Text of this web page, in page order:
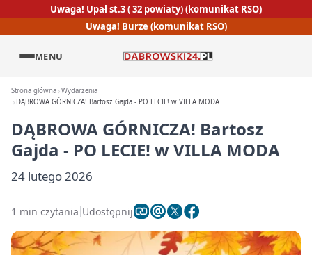
Uwaga! Upał st.3 ( 32 powiaty) (komunikat RSO)
Uwaga! Burze (komunikat RSO)
MENU
Strona główna Wydarzenia
DĄBROWA GÓRNICZA! Bartosz Gajda - PO LECIE! w VILLA MODA
DĄBROWA GÓRNICZA! Bartosz
Gajda - PO LECIE! w VILLA MODA
24 lutego 2026
1 min czytania Udostępnij